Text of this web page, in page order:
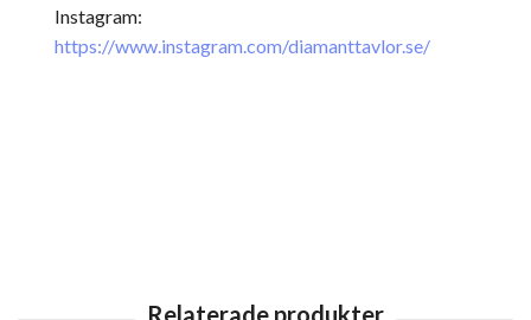
Instagram:
https://www.instagram.com/diamanttavlor.se/